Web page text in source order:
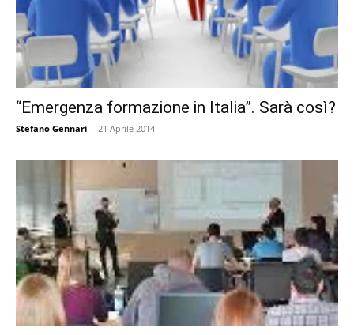
“Emergenza formazione in Italia”. Sarà così?
Stefano Gennari - 21 Aprile 2014